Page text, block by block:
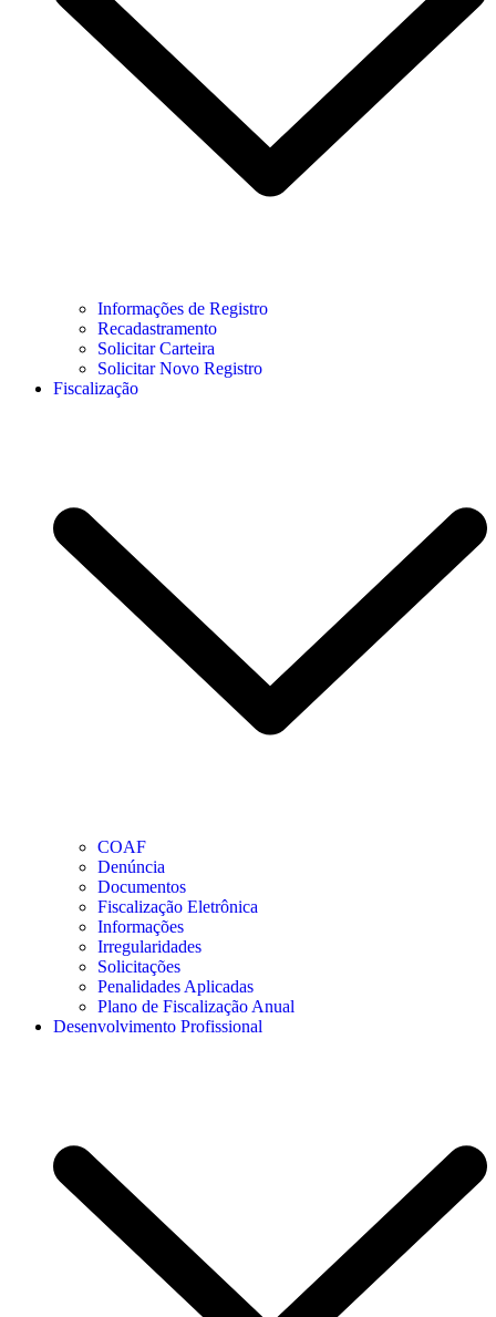
Informações de Registro
Recadastramento
Solicitar Carteira
Solicitar Novo Registro
Fiscalização
COAF
Denúncia
Documentos
Fiscalização Eletrônica
Informações
Irregularidades
Solicitações
Penalidades Aplicadas
Plano de Fiscalização Anual
Desenvolvimento Profissional